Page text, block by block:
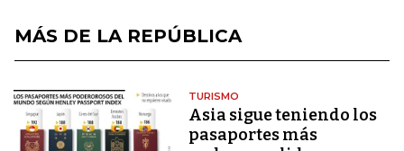
MÁS DE LA REPÚBLICA
TURISMO
Asia sigue teniendo los
pasaportes más